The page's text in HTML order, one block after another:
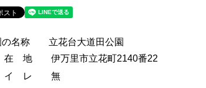
名称 立花台大道田公園
地 伊万里市立花町2140番22
イ レ 無